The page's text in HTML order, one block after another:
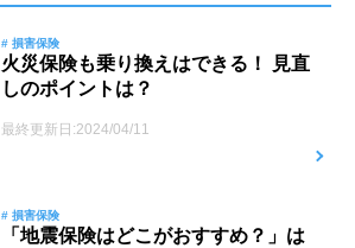
# 損害保険
火災保険も乗り換えはできる！ 見直
しのポイントは？
最終更新日:2024/04/11
# 損害保険
「地震保険はどこがおすすめ？」は